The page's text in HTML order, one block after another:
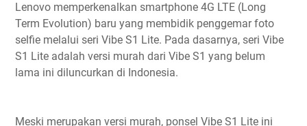
Lenovo memperkenalkan smartphone 4G LTE (Long
Term Evolution) baru yang membidik penggemar foto
selfie melalui seri Vibe S1 Lite. Pada dasarnya, seri Vibe
S1 Lite adalah versi murah dari Vibe S1 yang belum
lama ini diluncurkan di Indonesia.
Meski merupakan versi murah, ponsel Vibe S1 Lite ini